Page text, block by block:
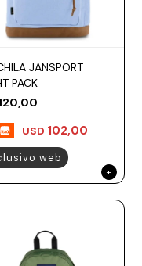
JANSPORT
PACK
USD 102,00
web